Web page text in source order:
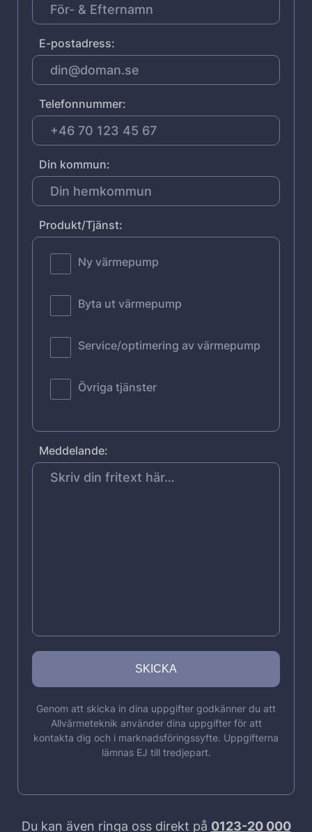
E-postadress:
Telefonnummer:
Din kommun:
Produkt/Tjänst:
Ny värmepump
Byta ut värmepump
Service/optimering av värmepump
Övriga tjänster
Meddelande:
Genom att skicka in dina uppgifter godkänner du att
Allvärmeteknik använder dina uppgifter för att
kontakta dig och i marknadsföringssyfte. Uppgifterna
lämnas EJ till tredjepart.
Du kan även ringa oss direkt på 0123-20 000